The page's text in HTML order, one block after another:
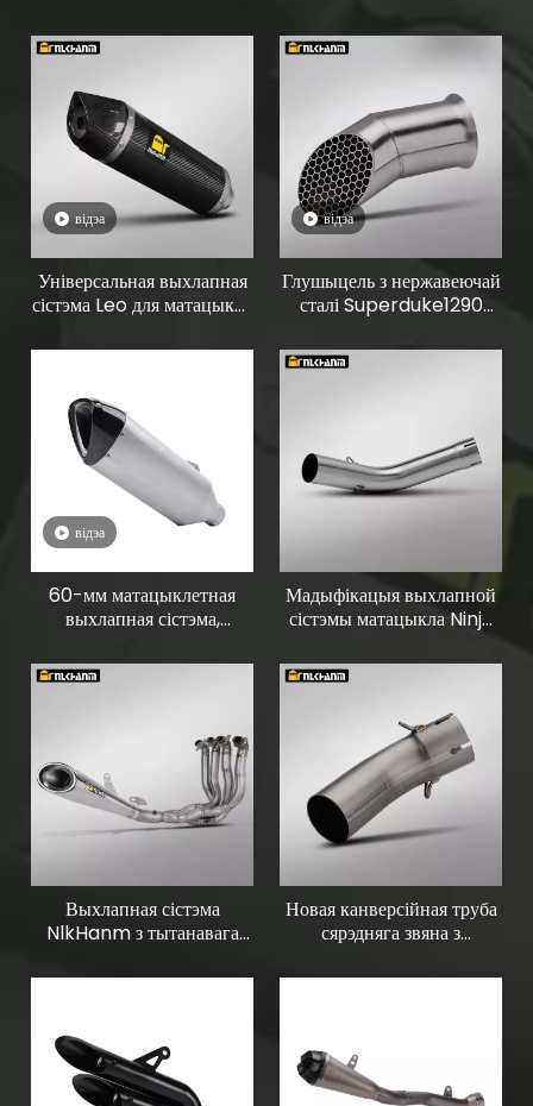
відэа
Універсальная выхлапная
сістэма Leo для матацыкла
вугляроднага валакна,
R6 ZX4R ZX6R CBR650
Steel
відэа
Глушыцель з нержавеючай
сталі Superduke1290
мадыфікацыя выхлапной
сістэмы матацыкла на
відэа
60-мм матацыклетная
выхлапная сістэма,
вугляроднага валакна,
глушыцель для BMW
Мадыфікацыя выхлапной
сістэмы матацыкла Ninja
новай 51-мм сярэдняй
Выхлапная сістэма
NlkHanm з тытанавага
для матацыклаў Ninja H2
Новая канверсійная труба
сярэдняга звяна з
мадыфікацыі выхлапной
скрынкі глушыцеляў